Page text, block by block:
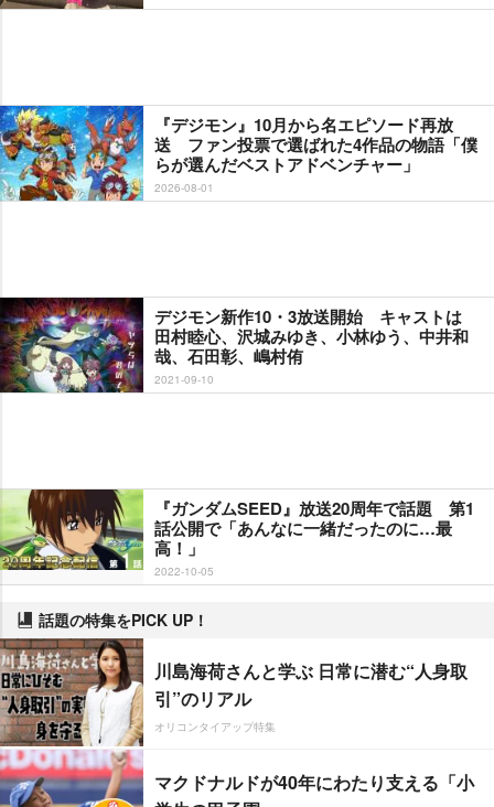
『デジモン』10月から名エピソード再放
送 ファン投票で選ばれた4作品の物語「僕
らが選んだベストアドベンチャー」
2026-08-01
デジモン新作10・3放送開始 キャストは
田村睦心、沢城みゆき、小林ゆう、中井和
哉、石田彰、嶋村侑
2021-09-10
『ガンダムSEED』放送20周年で話題 第1
話公開で「あんなに一緒だったのに…最
高！」
2022-10-05
話題の特集をPICK UP！
川島海荷さんと学ぶ 日常に潜む“人身取
引”のリアル
オリコンタイアップ特集
マクドナルドが40年にわたり支える「小